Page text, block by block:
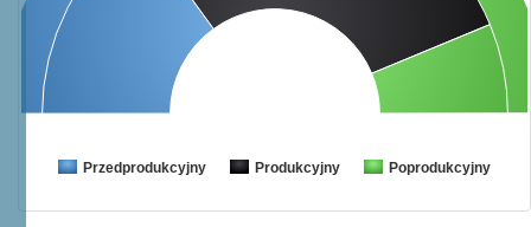
Przedprodukcyjny Produkcyjny Poprodukcyjny